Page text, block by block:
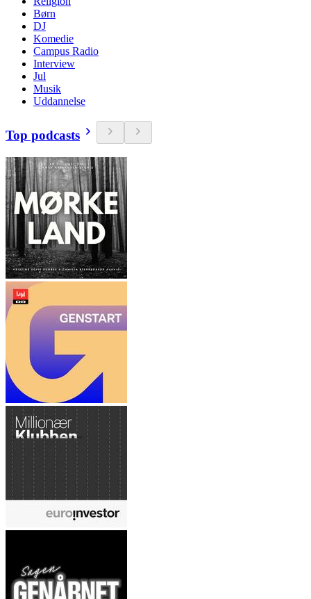
Børn
DJ
Komedie
Campus Radio
Interview
Jul
Musik
Uddannelse
Top podcasts